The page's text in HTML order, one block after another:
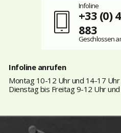
Infoline
+33 (0)
883
Geschlossen
Infoline anrufen
Montag 10-12 Uhr und 14-17 Uhr
Dienstag bis Freitag 9-12 Uhr